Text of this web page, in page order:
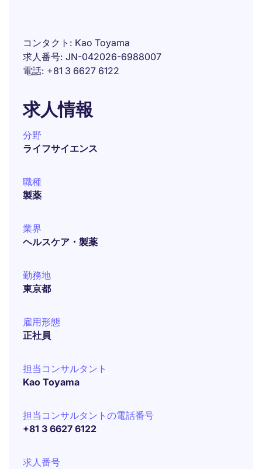
コンタクト
Kao Toyama
求人番号 JN-042026-6988007
電話 +81 3 6627 6122
求人情報
分野
ライフサイエンス
職種
製薬
業界
ヘルスケア・製薬
勤務地
東京都
雇用形態
正社員
担当コンサルタント
Kao Toyama
担当コンサルタントの電話番号
+81 3 6627 6122
求人番号